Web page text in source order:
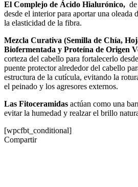
El Complejo de Ácido Hialurónico,
desde el interior para aportar una oleada
la elasticidad de la fibra.
Mezcla Curativa (Semilla de Chía,
Biofermentada y Proteína de Origen
corteza del cabello para fortalecerlo
puente protector alrededor del cabello
estructura de la cutícula, evitando la
el peinado y los agresores externos.
Las Fitoceramidas actúan como una
evitar la humedad y realzar el brillo
[wpcfbt_conditional]
Compartir